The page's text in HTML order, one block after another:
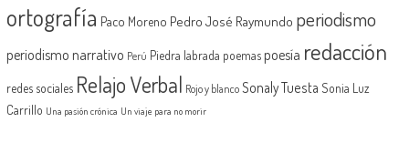
ortografía Paco Moreno Pedro José Raymundo periodismo
periodismo narrativo Perú Piedra labrada poemas poesía redacción
redes sociales Relajo Verbal Rojo y blanco Sonaly Tuesta Sonia Luz
Carrillo Una pasión crónica Un viaje para no morir